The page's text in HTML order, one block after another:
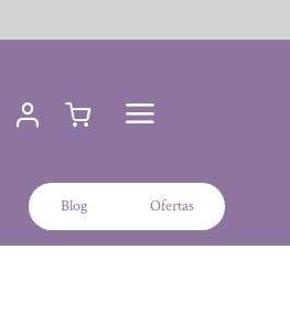
Blog Ofertas